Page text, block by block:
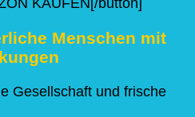
Menschen mit
Gesellschaft und frische